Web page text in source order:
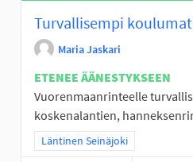
Turvallisempi
Maria Jaskari
ETENEE ÄÄNESTYKSEEN
Vuorenmaanrinteelle
koskenalantien,
Rajaa tulokset teeman mukaan:
Läntinen Seinäjoki